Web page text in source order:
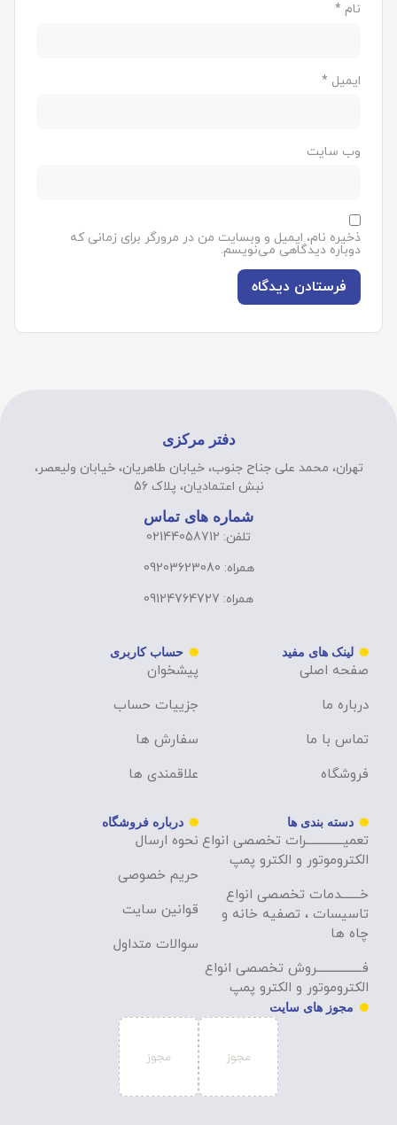
نام *
ایمیل *
وب‌ سایت
ذخیره نام، ایمیل و وبسایت من در مرورگر برای زمانی که
دوباره دیدگاهی می‌نویسم.
دفتر مرکزی
تهران، محمد علی جناح جنوب، خیابان طاهریان، خیابان ولیعصر،
نبش اعتمادیان، پلاک 56
شماره های تماس
تلفن: 02144058712
همراه: 09203623080
همراه: 09124764727
لینک های مفید
صفحه اصلی
درباره ما
تماس با ما
فروشگاه
حساب کاربری
پیشخوان
جزییات حساب
سفارش ها
علاقمندی ها
دسته بندی ها
تعمیــــــــــــــرات تخصصی انواع
الکتروموتور و الکترو پمپ
خـــــــدمات تخصصی انواع
تاسیسات ، تصفیه خانه و
چاه ها
فـــــــــــــــــروش تخصصی انواع
الکتروموتور و الکترو پمپ
درباره فروشگاه
نحوه ارسال
حریم خصوصی
قوانین سایت
سوالات متداول
مجوز های سایت